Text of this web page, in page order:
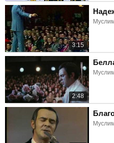
3:15
2:48